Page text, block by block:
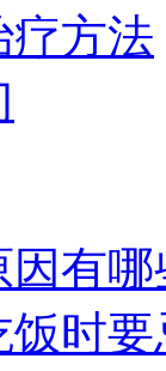
疗方法
有哪
时